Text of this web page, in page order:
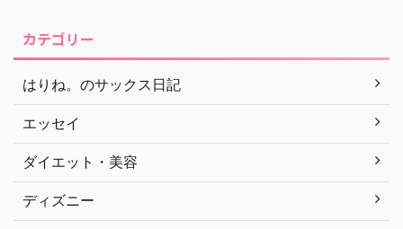
カテゴリー
はりね。のサックス日記
エッセイ
ダイエット・美容
ディズニー